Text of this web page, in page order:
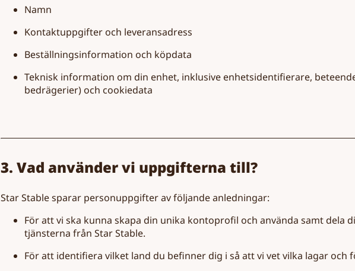
Namn
Kontaktuppgifter och leveransadress
Beställningsinformation och köpdata
Teknisk information om din enhet, inklusive enhetsidentifierare,
bedrägerier) och cookiedata
3. Vad använder vi uppgifterna till?
Star Stable sparar personuppgifter av följande anledningar:
För att vi ska kunna skapa din unika kontoprofil och använda samt
tjänsterna från Star Stable.
För att identifiera vilket land du befinner dig i så att vi vet vilka lagar